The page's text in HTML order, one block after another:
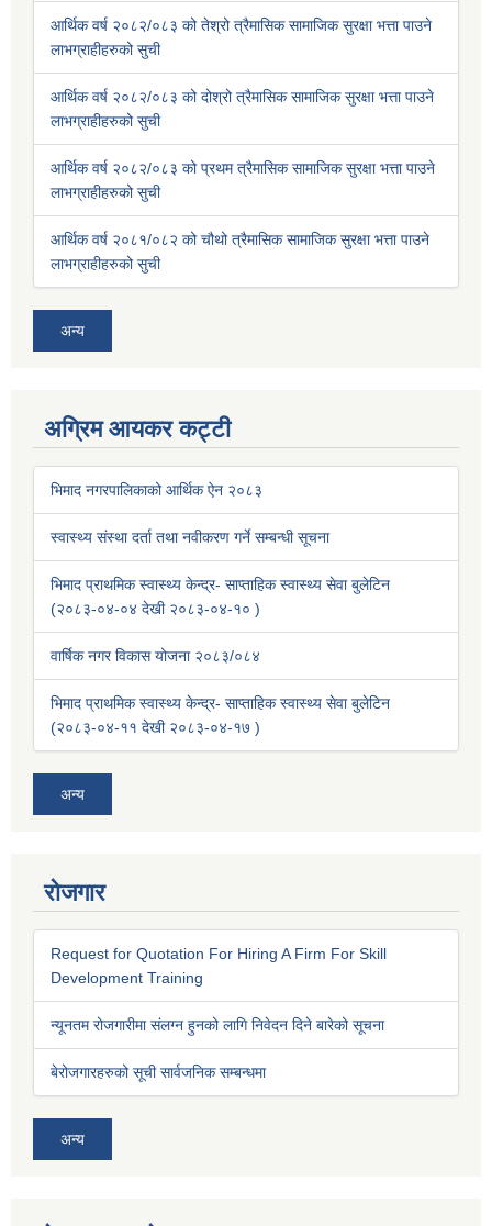
आर्थिक वर्ष २०८२/०८३ को तेश्रो त्रैमासिक सामाजिक सुरक्षा भत्ता पाउने
लाभग्राहीहरुको सुची
आर्थिक वर्ष २०८२/०८३ को दोश्रो त्रैमासिक सामाजिक सुरक्षा भत्ता पाउने
लाभग्राहीहरुको सुची
आर्थिक वर्ष २०८२/०८३ को प्रथम त्रैमासिक सामाजिक सुरक्षा भत्ता पाउने
लाभग्राहीहरुको सुची
आर्थिक वर्ष २०८१/०८२ को चौथो त्रैमासिक सामाजिक सुरक्षा भत्ता पाउने
लाभग्राहीहरुको सुची
अन्य
अग्रिम आयकर कट्टी
भिमाद नगरपालिकाको आर्थिक ऐन २०८३
स्वास्थ्य संस्था दर्ता तथा नवीकरण गर्ने सम्बन्धी सूचना
भिमाद प्राथमिक स्वास्थ्य केन्द्र- साप्ताहिक स्वास्थ्य सेवा बुलेटिन
(२०८३-०४-०४ देखी २०८३-०४-१० )
वार्षिक नगर विकास योजना २०८३/०८४
भिमाद प्राथमिक स्वास्थ्य केन्द्र- साप्ताहिक स्वास्थ्य सेवा बुलेटिन
(२०८३-०४-११ देखी २०८३-०४-१७ )
अन्य
रोजगार
Request for Quotation For Hiring A Firm For Skill
Development Training
न्यूनतम रोजगारीमा संलग्न हुनको लागि निवेदन दिने बारेको सूचना
बेरोजगारहरुको सूची सार्वजनिक सम्बन्धमा
अन्य